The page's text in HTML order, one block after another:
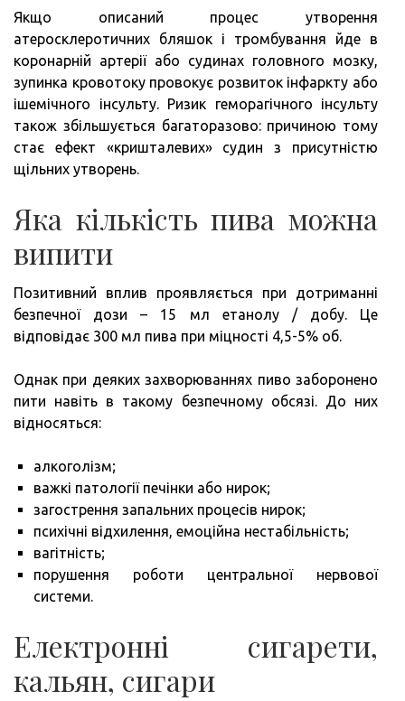
Якщо описаний процес утворення
атеросклеротичних бляшок і тромбування йде в
коронарній артерії або судинах головного мозку,
зупинка кровотоку провокує розвиток інфаркту або
ішемічного інсульту. Ризик геморагічного інсульту
також збільшується багаторазово: причиною тому
стає ефект «кришталевих» судин з присутністю
щільних утворень.
Яка кількість пива можна
випити
Позитивний вплив проявляється при дотриманні
безпечної дози – 15 мл етанолу / добу. Це
відповідає 300 мл пива при міцності 4,5-5% об.
Однак при деяких захворюваннях пиво заборонено
пити навіть в такому безпечному обсязі. До них
відносяться:
алкоголізм;
важкі патології печінки або нирок;
загострення запальних процесів нирок;
психічні відхилення, емоційна нестабільність;
вагітність;
порушення роботи центральної нервової
системи.
Електронні сигарети,
кальян, сигари